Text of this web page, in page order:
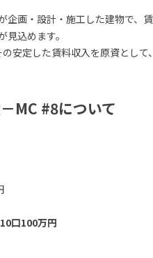
企画・設計・施工した建物で、
込めます。
安定した賃料収入を原資として
MC #8について
10口100万円